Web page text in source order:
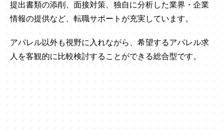
提出書類の添削、面接対策、独自に分析した業界・企業
情報の提供など、転職サポートが充実しています。
アパレル以外も視野に入れながら、希望するアパレル求
人を客観的に比較検討することができる総合型です。